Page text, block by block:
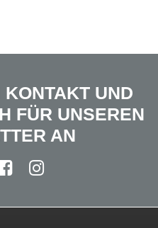
UND
FÜR UNSEREN
AN